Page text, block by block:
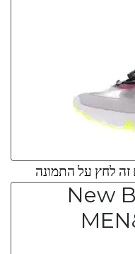
זה לחץ על התמונה
New